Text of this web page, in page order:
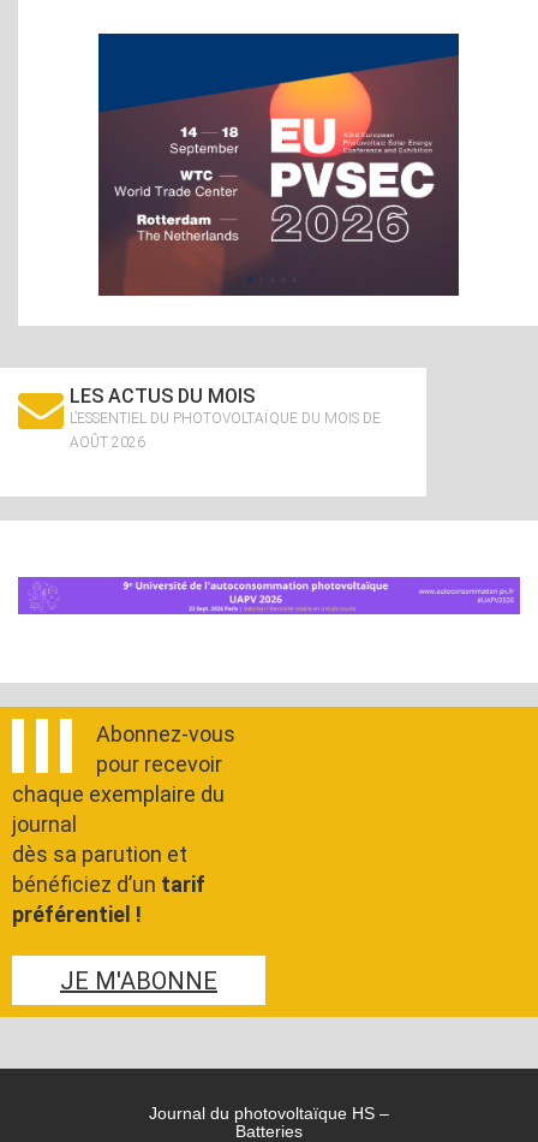
LES ACTUS DU MOIS
L’ESSENTIEL DU PHOTOVOLTAÏQUE DU MOIS DE
AOÛT 2026
Abonnez-vous
pour recevoir
chaque exemplaire du
journal
dès sa parution et
bénéficiez d’un tarif
préférentiel !
JE M'ABONNE
Journal du photovoltaïque HS –
Batteries